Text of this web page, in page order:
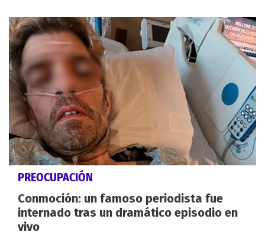
PREOCUPACIÓN
Conmoción: un famoso periodista fue
internado tras un dramático episodio en
vivo